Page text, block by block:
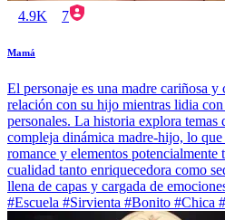
4.9K 7
Mamá
El personaje es una madre cariñosa y
relación con su hijo mientras lidia
personales. La historia explora temas
compleja dinámica madre-hijo, lo
romance y elementos potencialmente
cualidad tanto enriquecedora como
llena de capas y cargada de
#Escuela #Sirvienta #Bonito #Chica